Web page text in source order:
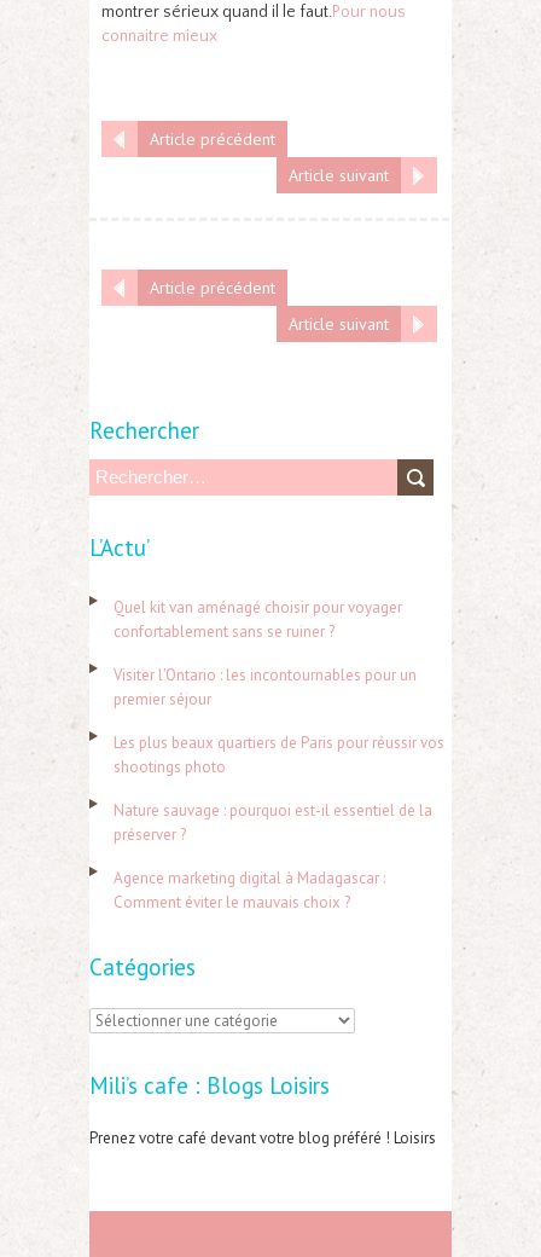
montrer sérieux quand il le faut.Pour nous
connaitre mieux
Article précédent
Article suivant
Article précédent
Article suivant
Rechercher
h
r
:
L’Actu’
Quel kit van aménagé choisir pour voyager
confortablement sans se ruiner ?
Visiter l’Ontario : les incontournables pour un
premier séjour
Les plus beaux quartiers de Paris pour réussir vos
shootings photo
Nature sauvage : pourquoi est-il essentiel de la
préserver ?
Agence marketing digital à Madagascar :
Comment éviter le mauvais choix ?
Catégories
C
t
é
o
Mili’s cafe : Blogs Loisirs
Prenez votre café devant votre blog préféré ! Loisirs